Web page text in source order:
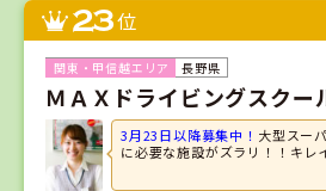
23位
長野県
ＭＡＸドライビングスクー
3月23日以降募集中！ 大型スー
に必要な施設がズラリ！！キレ